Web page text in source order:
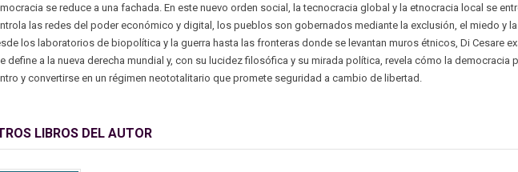
se reduce a una fachada. En este nuevo orden social, la tecnocracia global y la etnocracia local se
las redes del poder económico y digital, los pueblos son gobernados mediante la exclusión, el miedo y la
los laboratorios de biopolítica y la guerra hasta las fronteras donde se levantan muros étnicos, Di Cesare
define a la nueva derecha mundial y, con su lucidez filosófica y su mirada política, revela cómo la democracia
y convertirse en un régimen neototalitario que promete seguridad a cambio de libertad.
LIBROS DEL AUTOR